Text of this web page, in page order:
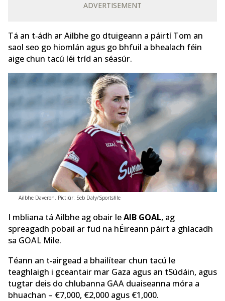
ADVERTISEMENT
Tá an t‑ádh ar Ailbhe go dtuigeann a páirtí Tom an
saol seo go hiomlán agus go bhfuil a bhealach féin
aige chun tacú léi tríd an séasúr.
Ailbhe Daveron. Pictiúr: Seb Daly/Sportsfile
I mbliana tá Ailbhe ag obair leAIB GOAL, ag
spreagadh pobail ar fud na hÉireann páirt a ghlacadh
sa GOAL Mile.
Téann an t‑airgead a bhailítear chun tacú le
teaghlaigh i gceantair mar Gaza agus an tSúdáin, agus
tugtar deis do chlubanna GAA duaiseanna móra a
bhuachan – €7,000, €2,000 agus €1,000.